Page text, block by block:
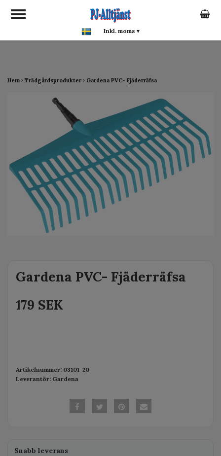
google-site-verification:
google0142a1f5f0015a93.html
Hem Trädgårdsprodukter Gardena PVC- Fjäderräfsa
Gardena PVC- Fjäderräfsa
179 SEK
Artikelnummer: 03101-20
Leverantör: Gardena
Snabb leverans
Inkl. moms ▾